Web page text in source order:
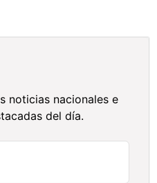
noticias nacionales e
del día.